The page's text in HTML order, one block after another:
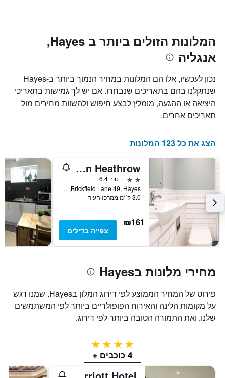
המחיר
הממוצע
של
חדר
במהלך
סוף
השבוע
זה
שנמצא
האחרונים
X
המציגים
את
מספר
הימים
שנותרו
עד
למועד
השהות
כולל
ציר
את
מחיר
הממוצע
של
חדר
המלונות הזולים ביותר ב Hayes,
אנגליה
נכון לעכשיו, אלו הם המלונות במחיר הנמוך ביותר ב-Hayes
שנתקלנו בהם בתאריכים שנבחרו. אם יש לך גמישות בתאריכי
היציאה או ההגעה, מומלץ לבצע חיפוש ולהשוות מחירים מול
תאריכים אחרים.
הצג את כל 123 המלונות
Citi Hotel London Heathrow
2 כוכבים
טוב 6.4
Brickfield Lane 49, Hayes, בריטניה
3.0 ק״מ ממרכז העיר
₪161
צפייה בדילים
מחירי מלונות בHayes
פירוט של המחיר הממוצע לפי דירוג המלון בHayes. שמנו דגש
על מקומות הלינה והאירוח הפופולריים ביותר לפי המשתמשים
שלנו, ואת התמורה הטובה ביותר לפי דירוג.
4 כוכבים
4 כוכבים +